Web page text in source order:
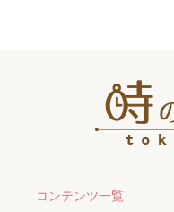
コンテンツ一覧